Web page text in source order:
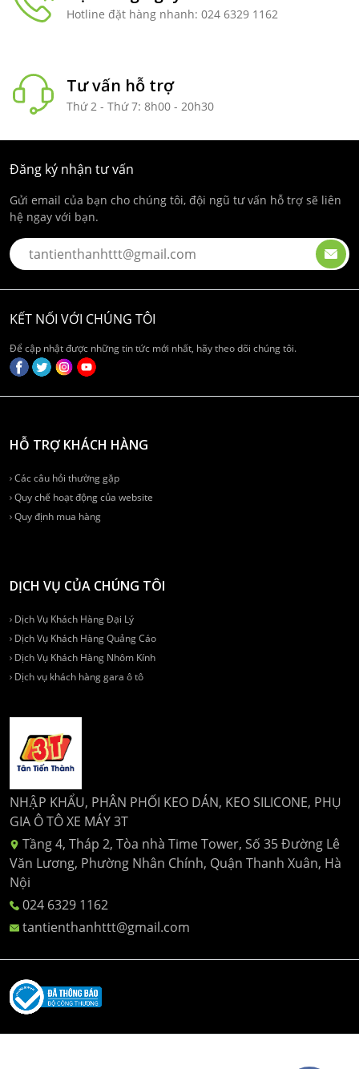
Hotline đặt hàng nhanh: 024 6329 1162
Tư vấn hỗ trợ
Thứ 2 - Thứ 7: 8h00 - 20h30
Đăng ký nhận tư vấn
Gửi email của bạn cho chúng tôi, đội ngũ tư vấn hỗ trợ sẽ liên
hệ ngay với bạn.
KẾT NỐI VỚI CHÚNG TÔI
Để cập nhật được những tin tức mới nhất, hãy theo dõi chúng tôi.
HỖ TRỢ KHÁCH HÀNG
Các câu hỏi thường gặp
Quy chế hoạt động của website
Quy định mua hàng
DỊCH VỤ CỦA CHÚNG TÔI
Dịch Vụ Khách Hàng Đại Lý
Dịch Vụ Khách Hàng Quảng Cáo
Dịch Vụ Khách Hàng Nhôm Kính
Dịch vụ khách hàng gara ô tô
NHẬP KHẨU, PHÂN PHỐI KEO DÁN, KEO SILICONE, PHỤ
GIA Ô TÔ XE MÁY 3T
Tầng 4, Tháp 2, Tòa nhà Time Tower, Số 35 Đường Lê
Văn Lương, Phường Nhân Chính, Quận Thanh Xuân, Hà
Nội
024 6329 1162
tantienthanhttt@gmail.com